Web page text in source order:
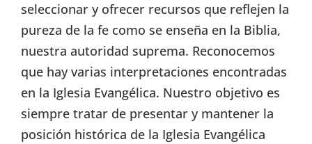
seleccionar y ofrecer recursos que reflejen la
pureza de la fe como se enseña en la Biblia,
nuestra autoridad suprema. Reconocemos
que hay varias interpretaciones encontradas
en la Iglesia Evangélica. Nuestro objetivo es
siempre tratar de presentar y mantener la
posición histórica de la Iglesia Evangélica